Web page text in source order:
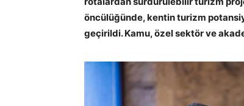
öncülüğünde, kentin turizm
geçirildi. Kamu, özel sektör ve